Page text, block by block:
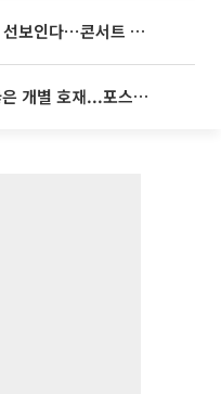
빅뱅, 20주년 기념 '새 뱅봉' 선보인다⋯콘서트 앞두고 팝업 개최
[증시키워드] 반도체 충격 뚫은 개별 호재...포스코퓨처엠·에코프로·한화솔루션 '눈길'